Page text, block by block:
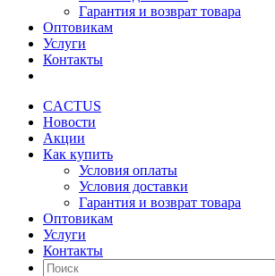
Гарантия и возврат товара
Оптовикам
Услуги
Контакты
CACTUS
Новости
Акции
Как купить
Условия оплаты
Условия доставки
Гарантия и возврат товара
Оптовикам
Услуги
Контакты